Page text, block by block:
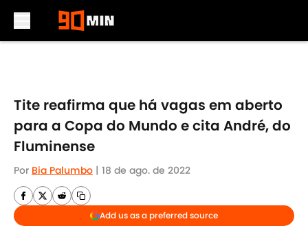
Tite reafirma que há vagas em aberto
para a Copa do Mundo e cita André, do
Fluminense
Por Bia Palumbo | 18 de ago. de 2022
Add us as a preferred source